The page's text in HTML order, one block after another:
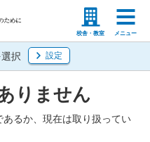
校舎・教室 メニュー
高等学校の先生
択 設定
りません
るか、現在は取り扱ってい